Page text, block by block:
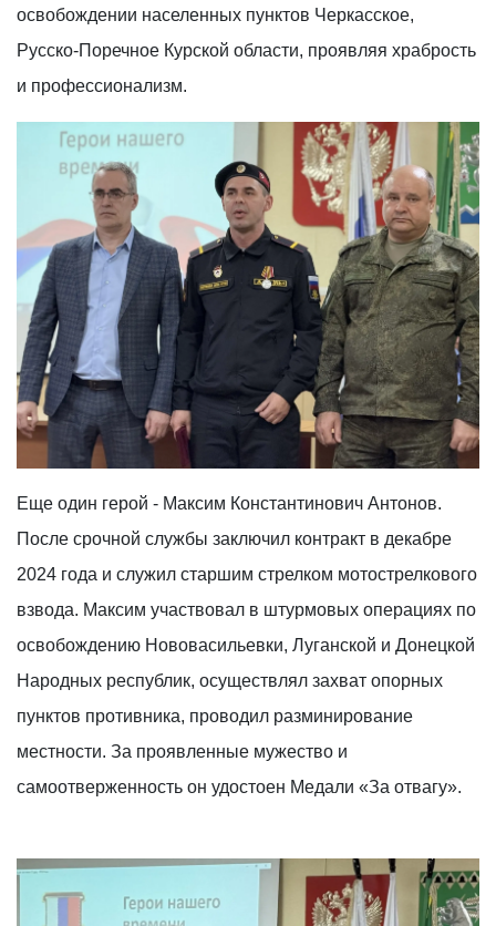
освобождении населенных пунктов Черкасское,
Русско-Поречное Курской области, проявляя храбрость
и профессионализм.
Еще один герой - Максим Константинович Антонов.
После срочной службы заключил контракт в декабре
2024 года и служил старшим стрелком мотострелкового
взвода. Максим участвовал в штурмовых операциях по
освобождению Нововасильевки, Луганской и Донецкой
Народных республик, осуществлял захват опорных
пунктов противника, проводил разминирование
местности. За проявленные мужество и
самоотверженность он удостоен Медали «За отвагу».